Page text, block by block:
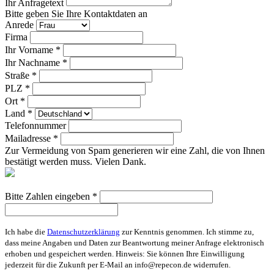
Ihr Anfragetext
Bitte geben Sie Ihre Kontaktdaten an
Anrede
Firma
Ihr Vorname *
Ihr Nachname *
Straße *
PLZ *
Ort *
Land *
Telefonnummer
Mailadresse *
Zur Vermeidung von Spam generieren wir eine Zahl, die von Ihnen
bestätigt werden muss. Vielen Dank.
Bitte Zahlen eingeben *
Ich habe die Datenschutzerklärung zur Kenntnis genommen. Ich stimme zu,
dass meine Angaben und Daten zur Beantwortung meiner Anfrage elektronisch
erhoben und gespeichert werden. Hinweis: Sie können Ihre Einwilligung
jederzeit für die Zukunft per E-Mail an info@repecon.de widerrufen.